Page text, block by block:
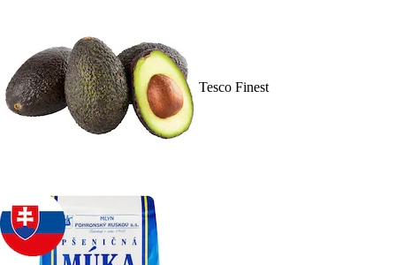
Tesco Finest